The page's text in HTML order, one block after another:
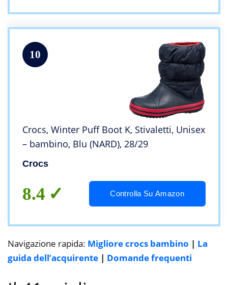
10
Crocs, Winter Puff Boot K, Stivaletti, Unisex
– bambino, Blu (NARD), 28/29
Crocs
8.4 Controlla Su Amazon
Navigazione rapida: Migliore crocs bambino | La
guida dell’acquirente | Domande frequenti